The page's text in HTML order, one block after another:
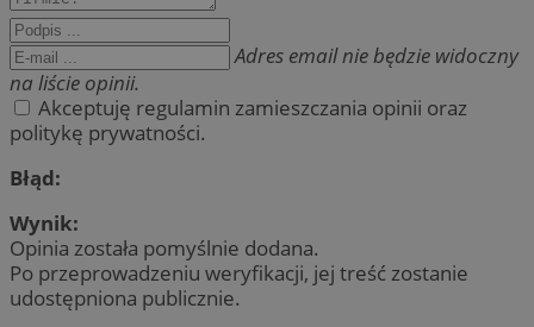
Adres email nie będzie widoczny
na liście opinii.
Akceptuję regulamin zamieszczania opinii oraz
politykę prywatności.
Błąd:
Wynik:
Opinia została pomyślnie dodana.
Po przeprowadzeniu weryfikacji, jej treść zostanie
udostępniona publicznie.